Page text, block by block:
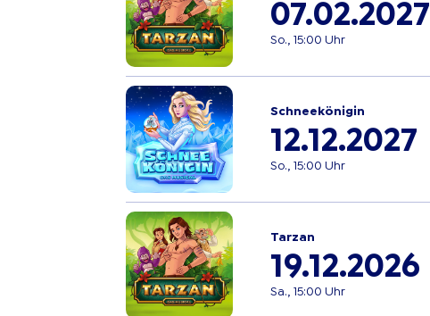
07.02.2027
So., 15:00 Uhr
Schneekönigin
12.12.2027
So., 15:00 Uhr
Tarzan
19.12.2026
Sa., 15:00 Uhr